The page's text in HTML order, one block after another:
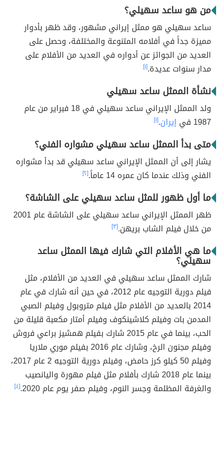
من هو ساعد سهيلي؟
ساعد سهيلي هو ممثل إيراني مشهور، وقد ظهر بأدوار
مميزة جداً في أفلامه المتنوعة والمختلفة، وحصل على
العديد من الجوائز عن أدواره في العديد من الأفلام على
مدار سنوات عديدة.[١]
نشأة الممثل ساعد سهيلي
ولد الممثل الإيراني ساعد سهيلي في 18 فبراير من عام
1987 في
إيران.[١]
متى بدأ الممثل ساعد سهيلي مشواره الفني؟
يشار إلى أن الممثل الإيراني ساعد سهيلي قد بدأ مشواره
الفني وذلك عندما كان عمره 14 عاماً.
[٢]
ما أول ظهور للمثل ساعد سهيلي على الشاشة؟
ظهر الممثل الإيراني ساعد سهيلي على الشاشة عام 2001
من خلال فيلم الشاب بريهن.[٣]
ما هي الأفلام التي شارك فيها الممثل ساعد
سهيلي؟
شارك الممثل ساعد سهيلي في العديد من الأفلام، مثل
فيلم دورية التوجيه عام 2012، في حين أنه شارك في عام
2014 بالعديد من الأفلام مثل فيلم متروبول وفيلم الصبي
المدمن بات وفيلم كلاشينكوف وفيلم أمتار مكعبة قليلة من
الحب، بينما في عام 2015 شارك بفيلم همشيز براعي فروش
وفيلم مجنون الرخ، وشارك عام 2016 بفيلم موري ملاريا
وفيلم 50 كيلو كرز حامض، وفيلم دورية التوجيه 2 عام 2017،
بينما عام 2018 شارك بأفلام مثل فيلم مهورة واليانصيب
والغرفة المظلمة وجسر النوم، وفيلم صفر يوم عام 2020.
[٤]